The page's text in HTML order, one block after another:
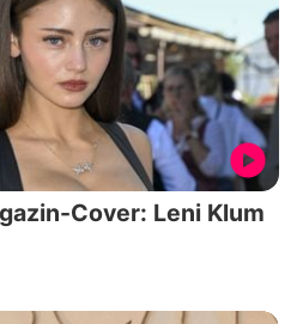
Cover: Leni Klum